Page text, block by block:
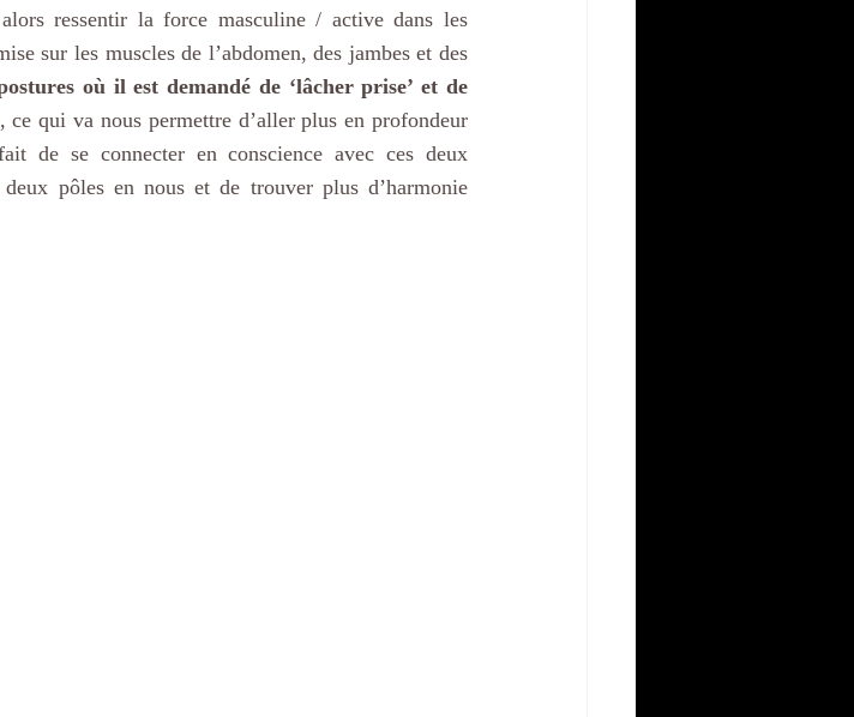
sur les muscles de l’abdomen, des jambes et des
où il est demandé de ‘lâcher prise’ et de
ce qui va nous permettre d’aller plus en profondeur
de se connecter en conscience avec ces deux
pôles en nous et de trouver plus d’harmonie